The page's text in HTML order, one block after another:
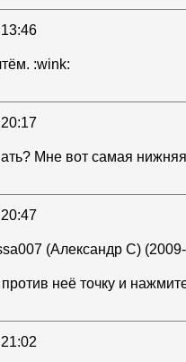
:wink:
Мне вот самая
(Александр С)
неё точку и